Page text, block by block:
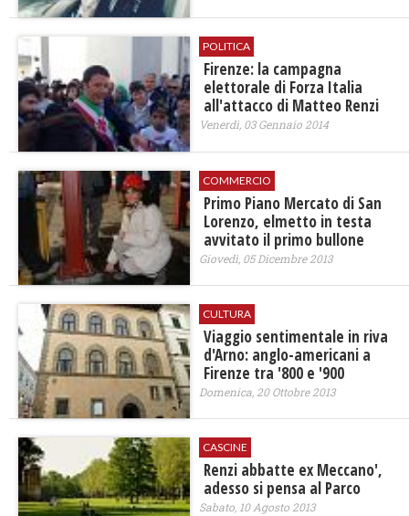
POLITICA
Firenze: la campagna
elettorale di Forza Italia
all'attacco di Matteo Renzi
Venerdì, 03 Gennaio 2014
COMMERCIO
Primo Piano Mercato di San
Lorenzo, elmetto in testa
avvitato il primo bullone
Giovedì, 05 Dicembre 2013
CULTURA
Viaggio sentimentale in riva
d'Arno: anglo-americani a
Firenze tra '800 e '900
Domenica, 20 Ottobre 2013
CASCINE
Renzi abbatte ex Meccano',
adesso si pensa al Parco
Sabato, 10 Agosto 2013